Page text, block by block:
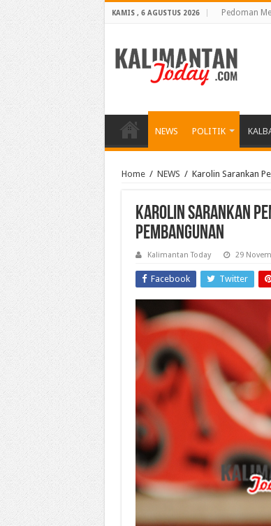
KAMIS , 6 AGUSTUS 2026 Pedoman
NEWS POLITIK
Home / NEWS / Karolin Sarankan
Karolin Sarankan
Pembangunan
Kalimantan Today 29
Facebook Twitter